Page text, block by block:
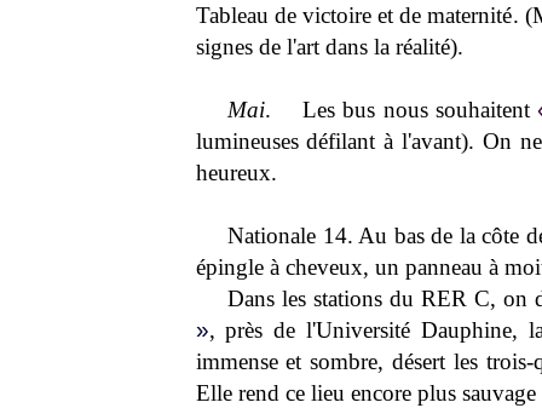
Tableau de victoire et de maternité.
signes de l'art dans la réalité).
Mai. Les bus nous souhaitent
lumineuses défilant à l'avant). On
heureux.
Nationale 14. Au bas de la côte
épingle à cheveux, un panneau à
Dans les stations du RER C,
», près de l'Université Dauphine,
immense et sombre, désert les
Elle rend ce lieu encore plus